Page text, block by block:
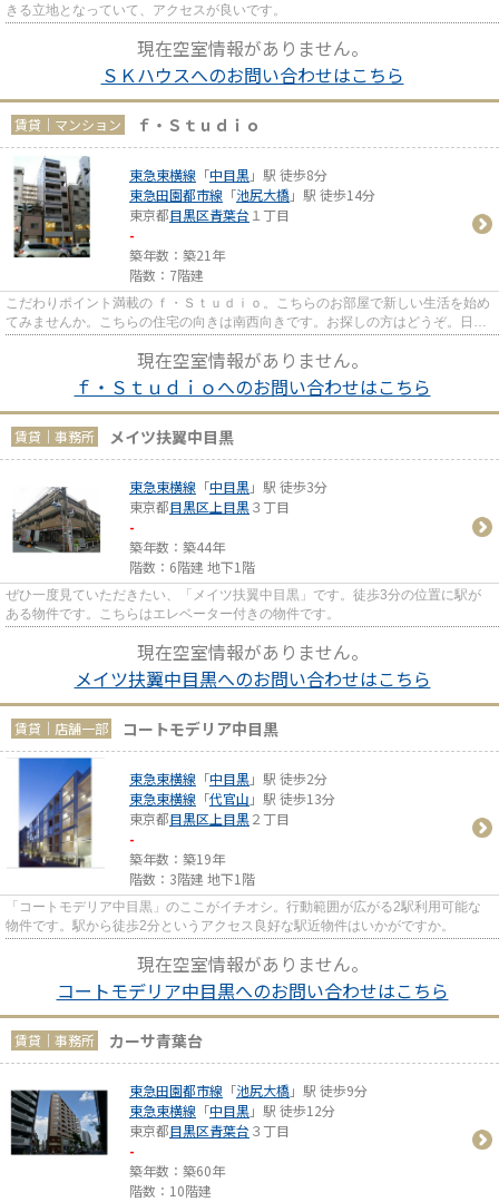
きる立地となっていて、アクセスが良いです。
現在空室情報がありません。
ＳＫハウスへのお問い合わせはこちら
賃貸｜マンション ｆ・Ｓｔｕｄｉｏ
東急東横線 「中目黒」駅 徒歩8分
東急田園都市線 「池尻大橋」駅 徒歩14分
東京都目黒区青葉台 １丁目
-
築年数：築21年
階数：7階建
こだわりポイント満載の ｆ・Ｓｔｕｄｉｏ。こちらのお部屋で新しい生活を始め
てみませんか。こちらの住宅の向きは南西向きです。お探しの方はどうぞ。日頃
現在空室情報がありません。
ｆ・Ｓｔｕｄｉｏへのお問い合わせはこちら
賃貸｜事務所 メイツ扶翼中目黒
東急東横線 「中目黒」駅 徒歩3分
東京都目黒区 上目黒３丁目
-
築年数：築44年
階数：6階建 地下1階
ぜひ一度見ていただきたい、「メイツ扶翼中目黒」です。徒歩3分の位置に駅が
ある物件です。こちらはエレベーター付きの物件です。
現在空室情報がありません。
メイツ扶翼中目黒へのお問い合わせはこちら
賃貸｜店舗一部 コートモデリア中目黒
東急東横線 「中目黒」駅 徒歩2分
東急東横線 「代官山 」駅 徒歩13分
東京都目黒区 上目黒２丁目
-
築年数：築19年
階数：3階建 地下1階
「コートモデリア中目黒」のここがイチオシ。行動範囲が広がる2駅利用可能な
物件です。駅から徒歩2分というアクセス良好な駅近物件はいかがですか。
現在空室情報がありません。
コートモデリア中目黒へのお問い合わせはこちら
賃貸｜事務所 カーサ青葉台
東急田園都市線 「池尻大橋」駅 徒歩9分
東急東横線 「中目黒」駅 徒歩12分
東京都目黒区青葉台 ３丁目
-
築年数：築60年
階数：10階建